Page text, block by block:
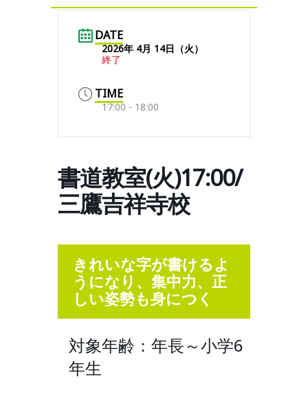
DATE
2026年 4月 14日（火）
終了
TIME
17:00 - 18:00
書道教室(火)17:00/
三鷹吉祥寺校
きれいな字が書けるよ
うになり、集中力、正
しい姿勢も身につく
対象年齢：年長～小学6
年生